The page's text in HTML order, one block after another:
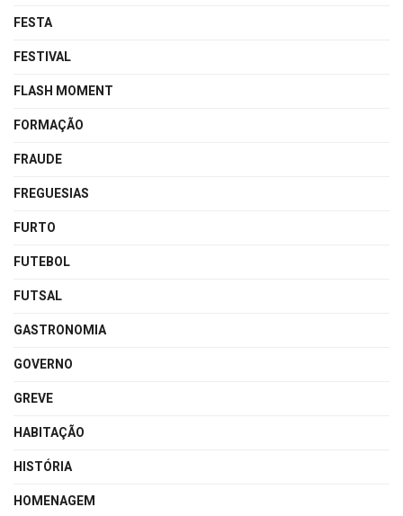
FESTA
FESTIVAL
FLASH MOMENT
FORMAÇÃO
FRAUDE
FREGUESIAS
FURTO
FUTEBOL
FUTSAL
GASTRONOMIA
GOVERNO
GREVE
HABITAÇÃO
HISTÓRIA
HOMENAGEM